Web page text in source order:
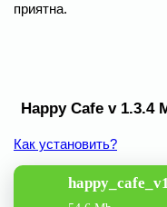
приятна.
Happy Cafe v 1.3.4
Как установить?